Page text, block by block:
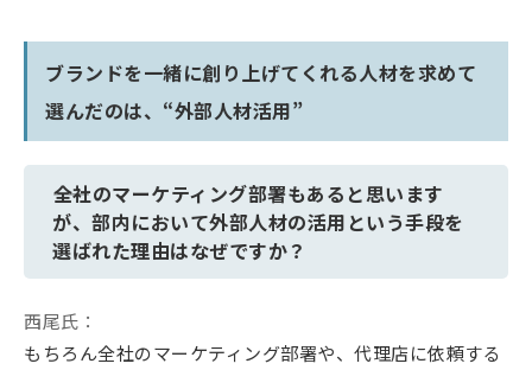
ブランドを一緒に創り上げてくれる人材を求めて
選んだのは、“外部人材活用”
――全社のマーケティング部署もあると思います
が、部内において外部人材の活用という手段を
選ばれた理由はなぜですか？
西尾氏：
もちろん全社のマーケティング部署や、代理店に依頼する